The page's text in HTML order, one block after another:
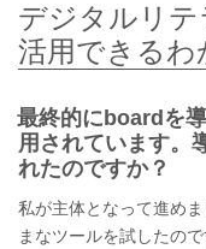
デジタルリ
活用できるわ
最終的にboardを
用されています。
れたのですか？
私が主体となって進め
まなツールを試したの